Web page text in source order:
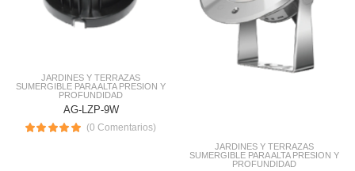
JARDINES Y TERRAZAS
SUMERGIBLE PARA ALTA PRESION Y
PROFUNDIDAD
AG-LZP-9W
(0 Comentarios)
JARDINES Y TERRAZAS
SUMERGIBLE PARA ALTA PRESION Y
PROFUNDIDAD